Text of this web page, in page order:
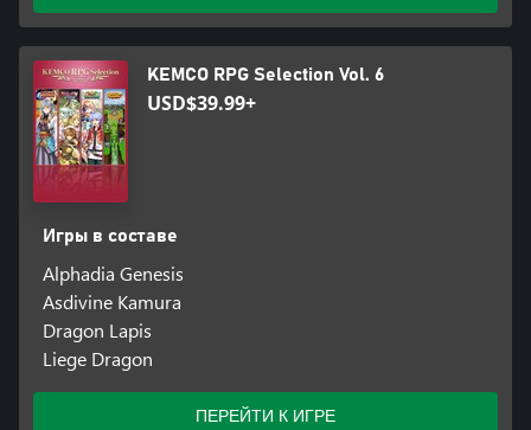
KEMCO RPG Selection Vol. 6
USD$39.99+
Игры в составе
Alphadia Genesis
Asdivine Kamura
Dragon Lapis
Liege Dragon
ПЕРЕЙТИ К ИГРЕ